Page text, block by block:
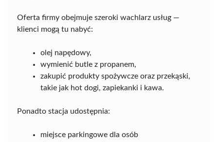
Oferta firmy obejmuje szeroki wachlarz usług —
klienci mogą tu nabyć:
olej napędowy,
wymienić butle z propanem,
zakupić produkty spożywcze oraz przekąski,
takie jak hot dogi, zapiekanki i kawa.
Ponadto stacja udostępnia:
miejsce parkingowe dla osób